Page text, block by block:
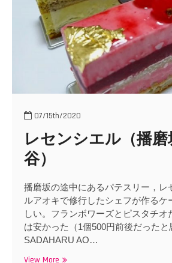
07/15th/2020
レセンシエル（播磨
谷）
播磨坂の途中にあるパテスリー，レ
ルアオキで修行したシェフが作るケ
しい。フランボワーズとピスタチオ
は安かった（1個500円前後だった
SADAHARU AO…
View More レ